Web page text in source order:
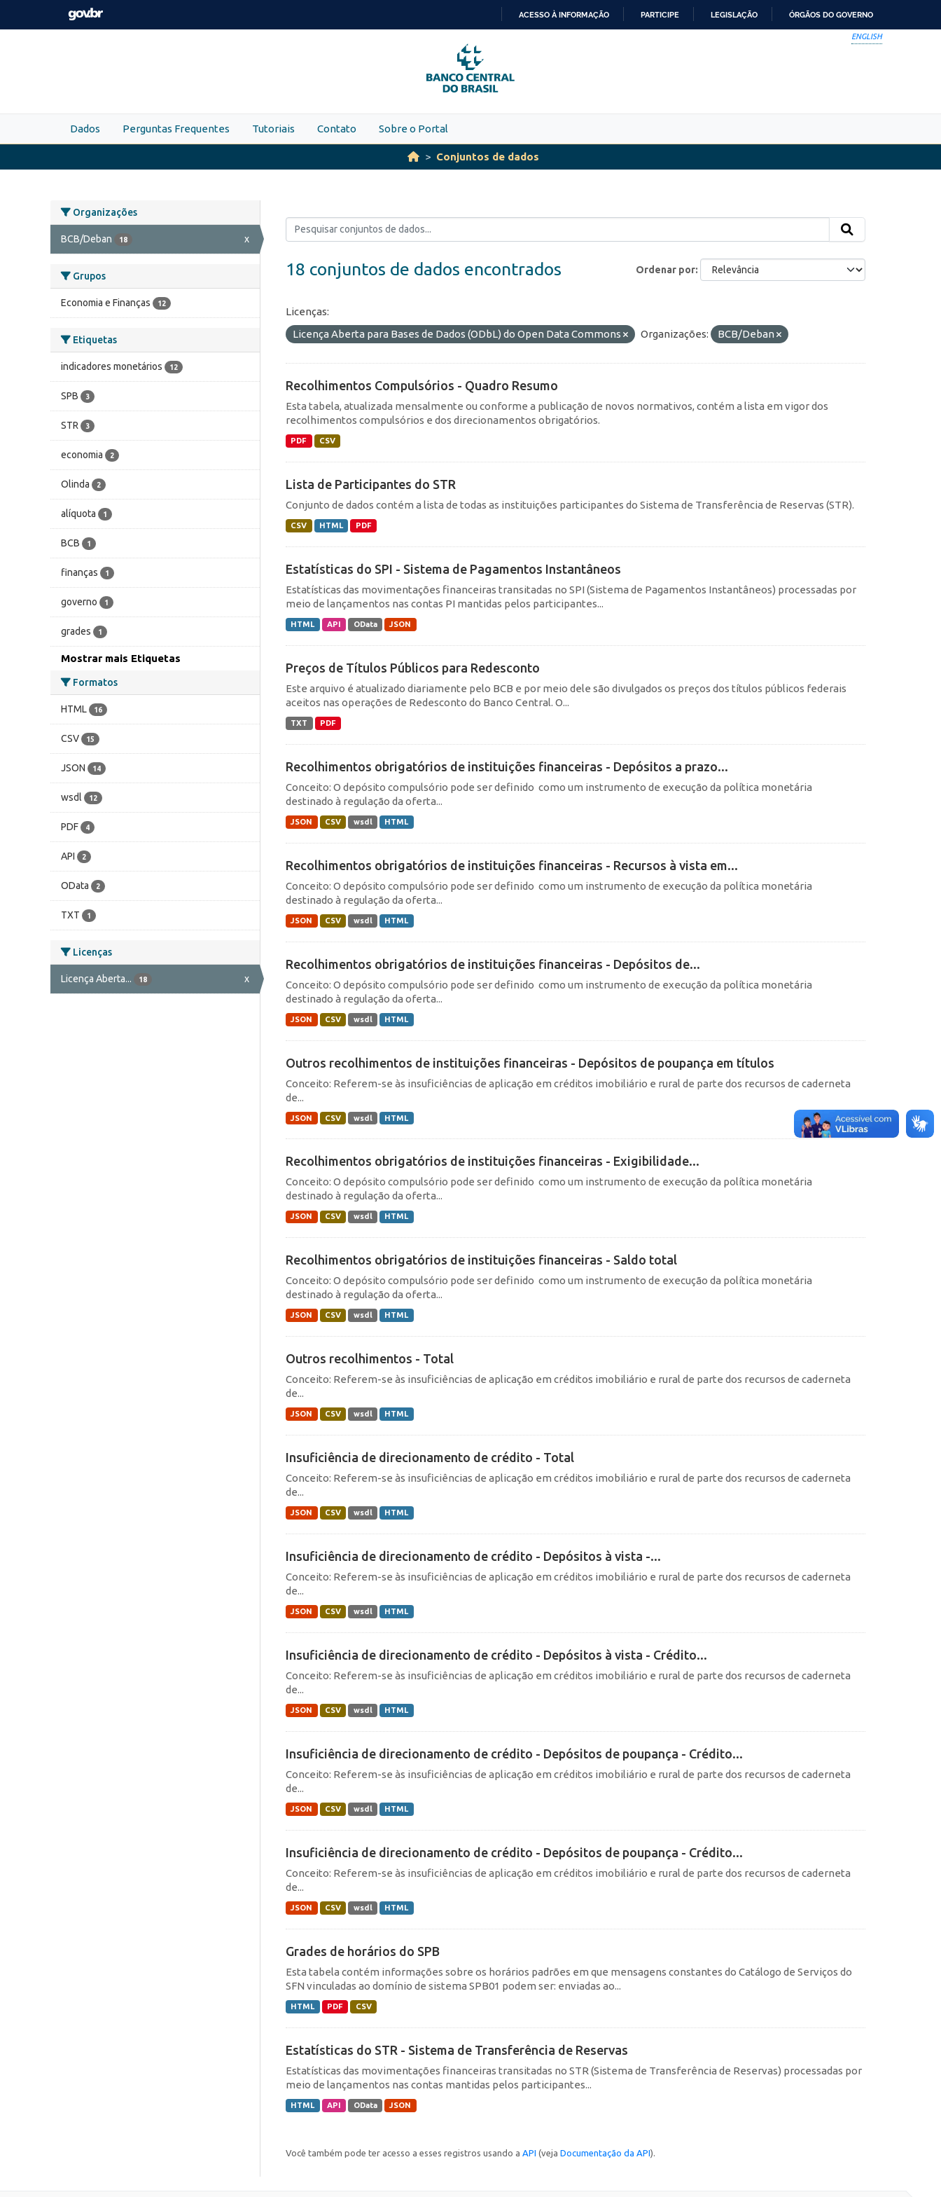
Skip to main content
PARA
O
CONTEÚDO
ACESSO À INFORMAÇÃO PARTICIPE LEGISLAÇÃO ÓRGÃOS DO GOVERNO
ENGLISH
Dados Perguntas Frequentes Tutoriais Contato Sobre o Portal
Conjuntos de dados
Organizações
BCB/Deban 18 x
Grupos
Economia e Finanças 12
Etiquetas
indicadores monetários 12
SPB 3
STR 3
economia 2
Olinda 2
alíquota 1
BCB 1
finanças 1
governo 1
grades 1
Mostrar mais Etiquetas
Formatos
HTML 16
CSV 15
JSON 14
wsdl 12
PDF 4
API 2
OData 2
TXT 1
Licenças
Licença Aberta... 18 x
Ordenar por
18 conjuntos de dados encontrados
Licenças:
Licença Aberta para Bases de Dados (ODbL) do Open Data Commons
Organizações: BCB/Deban
Recolhimentos Compulsórios - Quadro Resumo
Esta tabela, atualizada mensalmente ou conforme a publicação de novos normativos, contém a lista em vigor dos
recolhimentos compulsórios e dos direcionamentos obrigatórios.
PDF CSV
Lista de Participantes do STR
Conjunto de dados contém a lista de todas as instituições participantes do Sistema de Transferência de Reservas (STR).
CSV HTML PDF
Estatísticas do SPI - Sistema de Pagamentos Instantâneos
Estatísticas das movimentações financeiras transitadas no SPI (Sistema de Pagamentos Instantâneos) processadas por
meio de lançamentos nas contas PI mantidas pelos participantes...
HTML API OData JSON
Preços de Títulos Públicos para Redesconto
Este arquivo é atualizado diariamente pelo BCB e por meio dele são divulgados os preços dos títulos públicos federais
aceitos nas operações de Redesconto do Banco Central. O...
TXT PDF
Recolhimentos obrigatórios de instituições financeiras - Depósitos a prazo...
Conceito: O depósito compulsório pode ser definido como um instrumento de execução da política monetária
destinado à regulação da oferta...
JSON CSV wsdl HTML
Recolhimentos obrigatórios de instituições financeiras - Recursos à vista em...
Conceito: O depósito compulsório pode ser definido como um instrumento de execução da política monetária
destinado à regulação da oferta...
JSON CSV wsdl HTML
Recolhimentos obrigatórios de instituições financeiras - Depósitos de...
Conceito: O depósito compulsório pode ser definido como um instrumento de execução da política monetária
destinado à regulação da oferta...
JSON CSV wsdl HTML
Outros recolhimentos de instituições financeiras - Depósitos de poupança em títulos
Conceito: Referem-se às insuficiências de aplicação em créditos imobiliário e rural de parte dos recursos de caderneta
de...
JSON CSV wsdl HTML
Recolhimentos obrigatórios de instituições financeiras - Exigibilidade...
Conceito: O depósito compulsório pode ser definido como um instrumento de execução da política monetária
destinado à regulação da oferta...
JSON CSV wsdl HTML
Recolhimentos obrigatórios de instituições financeiras - Saldo total
Conceito: O depósito compulsório pode ser definido como um instrumento de execução da política monetária
destinado à regulação da oferta...
JSON CSV wsdl HTML
Outros recolhimentos - Total
Conceito: Referem-se às insuficiências de aplicação em créditos imobiliário e rural de parte dos recursos de caderneta
de...
JSON CSV wsdl HTML
Insuficiência de direcionamento de crédito - Total
Conceito: Referem-se às insuficiências de aplicação em créditos imobiliário e rural de parte dos recursos de caderneta
de...
JSON CSV wsdl HTML
Insuficiência de direcionamento de crédito - Depósitos à vista -...
Conceito: Referem-se às insuficiências de aplicação em créditos imobiliário e rural de parte dos recursos de caderneta
de...
JSON CSV wsdl HTML
Insuficiência de direcionamento de crédito - Depósitos à vista - Crédito...
Conceito: Referem-se às insuficiências de aplicação em créditos imobiliário e rural de parte dos recursos de caderneta
de...
JSON CSV wsdl HTML
Insuficiência de direcionamento de crédito - Depósitos de poupança - Crédito...
Conceito: Referem-se às insuficiências de aplicação em créditos imobiliário e rural de parte dos recursos de caderneta
de...
JSON CSV wsdl HTML
Insuficiência de direcionamento de crédito - Depósitos de poupança - Crédito...
Conceito: Referem-se às insuficiências de aplicação em créditos imobiliário e rural de parte dos recursos de caderneta
de...
JSON CSV wsdl HTML
Grades de horários do SPB
Esta tabela contém informações sobre os horários padrões em que mensagens constantes do Catálogo de Serviços do
SFN vinculadas ao domínio de sistema SPB01 podem ser: enviadas ao...
HTML PDF CSV
Estatísticas do STR - Sistema de Transferência de Reservas
Estatísticas das movimentações financeiras transitadas no STR (Sistema de Transferência de Reservas) processadas por
meio de lançamentos nas contas mantidas pelos participantes...
HTML API OData JSON
Você também pode ter acesso a esses registros usando a API (veja Documentação da API).